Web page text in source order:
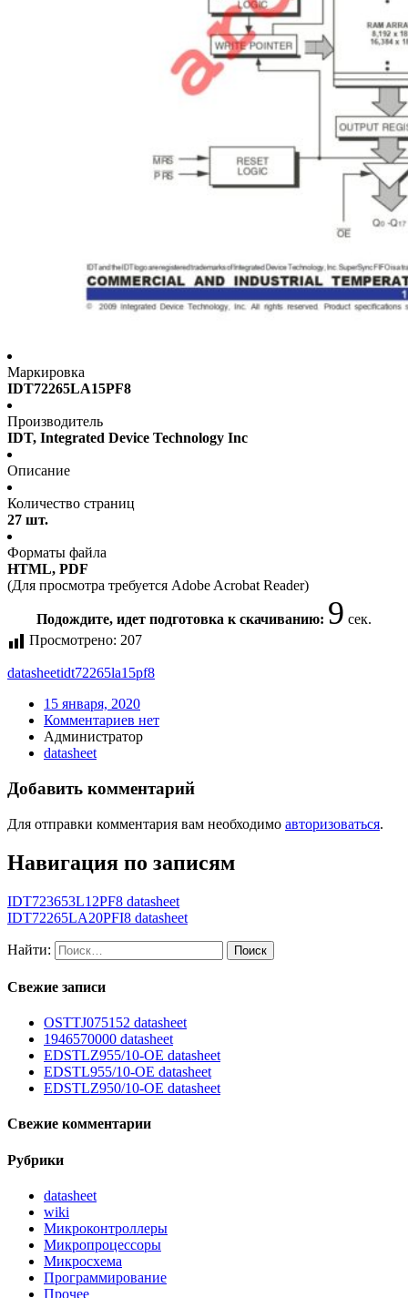
Маркировка
IDT72265LA15PF8
Производитель
IDT, Integrated Device Technology Inc
Описание
Количество страниц
27 шт.
Форматы файла
HTML, PDF
(Для просмотра требуется Adobe Acrobat Reader)
Подождите, идет подготовка к скачиванию: 9 сек.
Просмотрено: 207
datasheetidt72265la15pf8
15 января, 2020
Комментариев нет
Администратор
datasheet
Добавить комментарий
Для отправки комментария вам необходимо авторизоваться.
Навигация по записям
IDT723653L12PF8 datasheet
IDT72265LA20PFI8 datasheet
Найти:
Свежие записи
OSTTJ075152 datasheet
1946570000 datasheet
EDSTLZ955/10-OE datasheet
EDSTL955/10-OE datasheet
EDSTLZ950/10-OE datasheet
Свежие комментарии
Рубрики
datasheet
wiki
Микроконтроллеры
Микропроцессоры
Микросхема
Программирование
Прочее